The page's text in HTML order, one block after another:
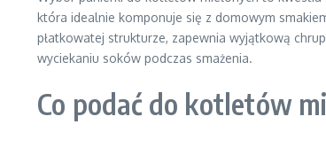
która idealnie komponuje się z domowym
płatkowatej strukturze, zapewnia wyjątkową
wyciekaniu soków podczas smażenia.
Co podać do kotletów